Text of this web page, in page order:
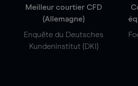
Meilleur courtier CFD
(Allemagne)
Enquête du Deutsches
Kundeninstitut (DKI)